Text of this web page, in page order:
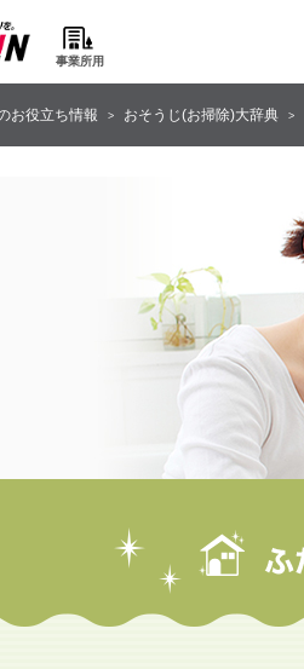
事業所用
お役立ち情報 > おそうじ(お掃除)大辞典 >